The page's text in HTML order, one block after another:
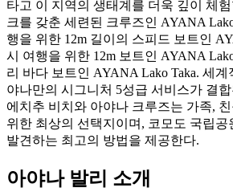
타고 이 지역의 생태계를 더욱 깊이 체험
크를 갖춘 세련된 크루즈인 AYANA
행을 위한 12m 길이의 스피드 보트인
시 여행을 위한 12m 보트인 AYANA
리 바다 보트인 AYANA Lako Taka. 세
야나만의 시그니처 5성급 서비스가 결
에치추 비치와 아야나 크루즈는 가족,
위한 최상의 선택지이며, 코모도 국립
발견하는 최고의 방법을 제공한다.
아야나 발리 소개